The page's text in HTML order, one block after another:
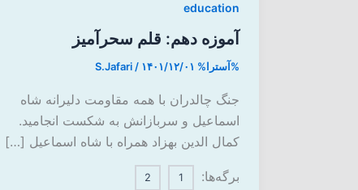
education
آموزه دهم: قلم سحرآمیز
%آسترا% S.Jafari / ۱۴۰۱/۱۲/۰۱
جنگ چالدران با همه مقاومت دلیرانه شاه
اسماعیل و سربازانش به شکست انجامید.
کمال الدین بهزاد همراه با شاه اسماعیل […]
برگه‌ها: 1
2